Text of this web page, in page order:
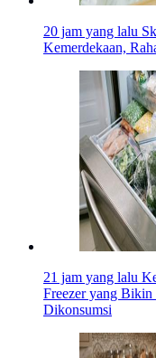
20 jam yang lalu
Kemerdekaan,
21 jam yang lalu
Freezer yang
Dikonsumsi